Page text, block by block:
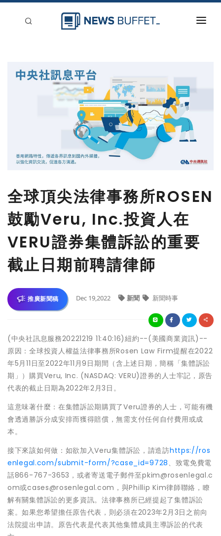
全球頂尖法律事務所ROSEN
鼓勵Veru, Inc.投資人在
VERU證券集體訴訟的重要
截止日期前聘請律師
推廣新聞稿 Dec 19,2022 新聞 新聞時事
(中央社訊息服務20221219 11:40:16)紐約--(美國商業資訊)--
原因：全球投資人權益法律事務所Rosen Law Firm提醒在2022
年5月11日至2022年11月9日期間（含上述日期，簡稱「集體訴訟
期」）購買Veru, Inc. (NASDAQ: VERU)證券的人士牢記，原告
代表的截止日期為2022年2月3日。
這意味著什麼：在集體訴訟期購買了Veru證券的人士，可能有機
會透過勝訴分成安排而獲得賠償，無需支付任何自付費用或成
本。
接下來該如何做：如欲加入Veru集體訴訟，請造訪https://ros
enlegal.com/submit-form/?case_id=9728 、致電免費電
話866-767-3653，或者寄送電子郵件至pkim@rosenlegal.c
om或cases@rosenlegal.com，與Phillip Kim律師聯絡，瞭
解有關集體訴訟的更多資訊。法律事務所已經提起了集體訴訟
案。如果您希望擔任原告代表，則必須在2023年2月3日之前向
法院提出申請。原告代表是代表其他集體成員主導訴訟的代表